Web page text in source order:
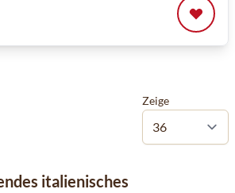
Zeige
italienisches